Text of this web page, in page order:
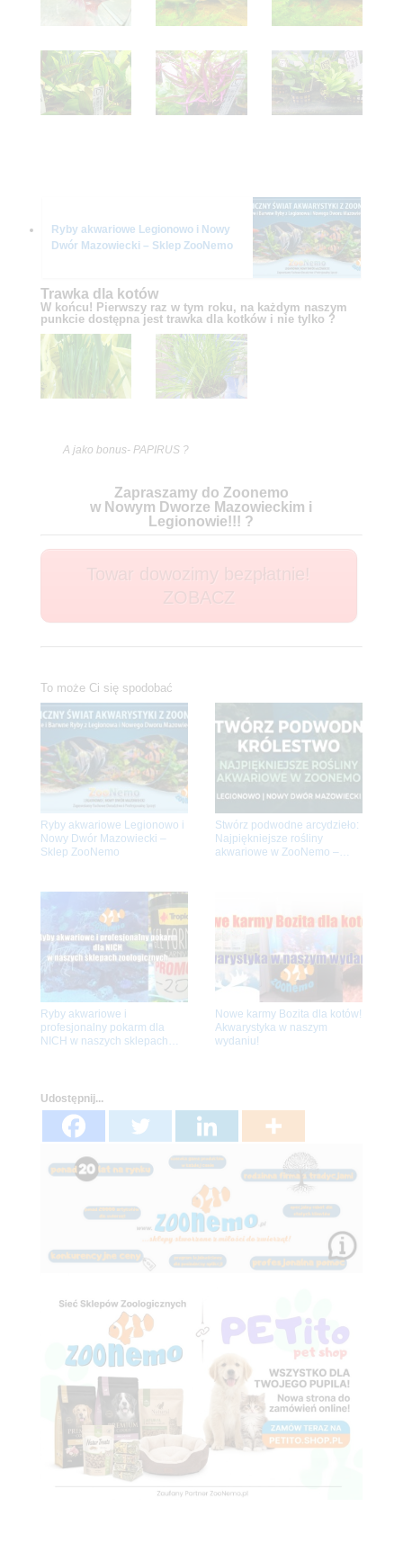
Ryby akwariowe Legionowo i Nowy
Dwór Mazowiecki – Sklep ZooNemo
Trawka dla kotów
W końcu! Pierwszy raz w tym roku, na każdym naszym
punkcie dostępna jest trawka dla kotków i nie tylko ?
A jako bonus- PAPIRUS ?
Zapraszamy do Zoonemo
w Nowym Dworze Mazowieckim i
Legionowie!!! ?
To może Ci się spodobać
Ryby akwariowe Legionowo i
Nowy Dwór Mazowiecki –
Sklep ZooNemo
Stwórz podwodne arcydzieło:
Najpiękniejsze rośliny
akwariowe w ZooNemo –
Ryby akwariowe i
profesjonalny pokarm dla
NICH w naszych sklepach
Nowe karmy Bozita dla kotów!
Akwarystyka w naszym
wydaniu!
Udostępnij...